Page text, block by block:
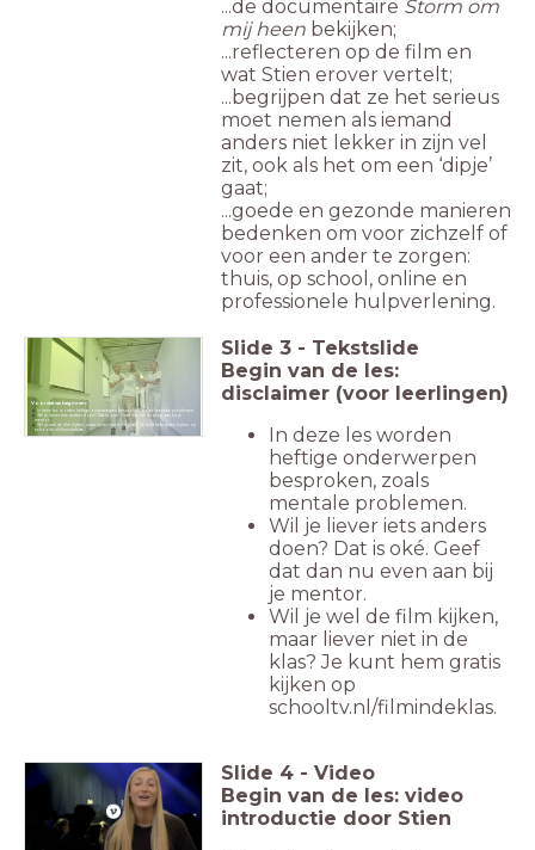
...de documentaire Storm om
mij heen bekijken;
...reflecteren op de film en
wat Stien erover vertelt;
...begrijpen dat ze het serieus
moet nemen als iemand
anders niet lekker in zijn vel
zit, ook als het om een ‘dipje’
gaat;
...goede en gezonde manieren
bedenken om voor zichzelf of
voor een ander te zorgen:
thuis, op school, online en
professionele hulpverlening.
Voordat we beginnen:
In deze les worden heftige onderwerpen besproken, zoals mentale problemen.
Wil je liever iets anders doen? Dat is oké. Geef dat dan nu even aan bij je
mentor.
Wil je wel de film kijken, maar liever niet in de klas? Je kunt hem gratis kijken op
schooltv.nl/filmindeklas.
Slide 3 - Tekstslide
Begin van de les:
disclaimer (voor leerlingen)
In deze les worden
heftige onderwerpen
besproken, zoals
mentale problemen.
Wil je liever iets anders
doen? Dat is oké. Geef
dat dan nu even aan bij
je mentor.
Wil je wel de film kijken,
maar liever niet in de
klas? Je kunt hem gratis
kijken op
schooltv.nl/filmindeklas.
Slide 4 - Video
Begin van de les: video
introductie door Stien